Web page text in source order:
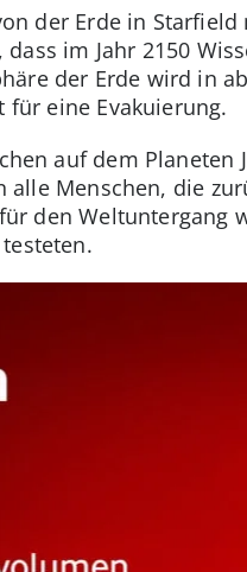
der Erde in
im Jahr 2150
der Erde wird in
eine Evakuierung.
auf dem
alle Menschen, die
den Weltuntergang